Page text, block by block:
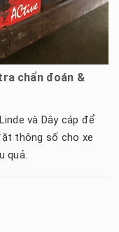
chẩn đoán &
và Dây cáp để
thông số cho xe
quả.